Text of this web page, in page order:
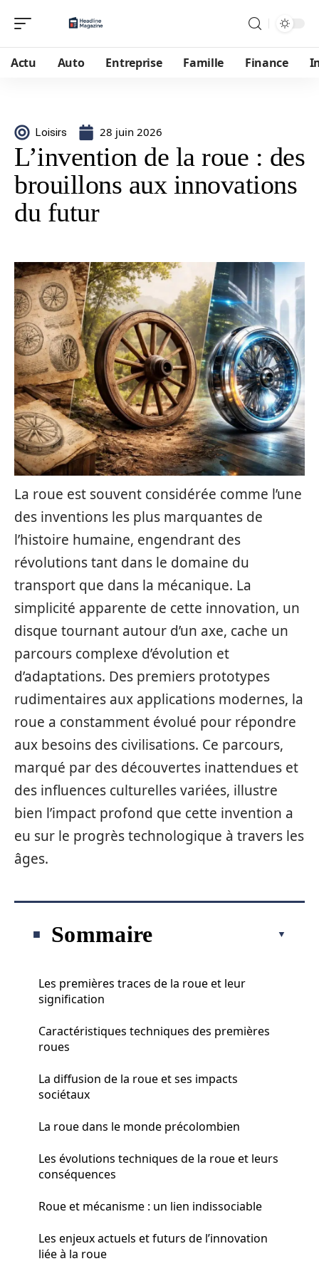
Actu Auto Entreprise Famille Finance
Loisirs 28 juin 2026
L’invention de la roue : des
brouillons aux innovations
du futur
La roue est souvent considérée comme l’une
des inventions les plus marquantes de
l’histoire humaine, engendrant des
révolutions tant dans le domaine du
transport que dans la mécanique. La
simplicité apparente de cette innovation, un
disque tournant autour d’un axe, cache un
parcours complexe d’évolution et
d’adaptations. Des premiers prototypes
rudimentaires aux applications modernes, la
roue a constamment évolué pour répondre
aux besoins des civilisations. Ce parcours,
marqué par des découvertes inattendues et
des influences culturelles variées, illustre
bien l’impact profond que cette invention a
eu sur le progrès technologique à travers les
âges.
Sommaire
Les premières traces de la roue et leur
signification
Caractéristiques techniques des premières
roues
La diffusion de la roue et ses impacts
sociétaux
La roue dans le monde précolombien
Les évolutions techniques de la roue et leurs
conséquences
Roue et mécanisme : un lien indissociable
Les enjeux actuels et futurs de l’innovation
liée à la roue